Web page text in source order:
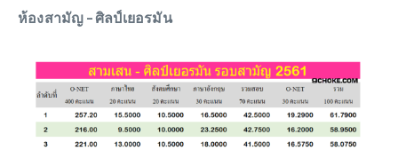
ห้องสามัญ – ศิลป์เยอรมัน